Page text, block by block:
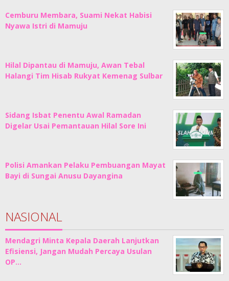
Cemburu Membara, Suami Nekat Habisi
Nyawa Istri di Mamuju
Hilal Dipantau di Mamuju, Awan Tebal
Halangi Tim Hisab Rukyat Kemenag Sulbar
Sidang Isbat Penentu Awal Ramadan
Digelar Usai Pemantauan Hilal Sore Ini
Polisi Amankan Pelaku Pembuangan Mayat
Bayi di Sungai Anusu Dayangina
NASIONAL
Mendagri Minta Kepala Daerah Lanjutkan
Efisiensi, Jangan Mudah Percaya Usulan
OP…